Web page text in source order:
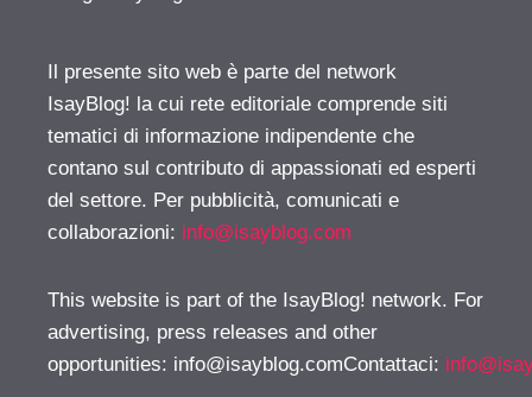
Il presente sito web è parte del network
IsayBlog! la cui rete editoriale comprende siti
tematici di informazione indipendente che
contano sul contributo di appassionati ed esperti
del settore. Per pubblicità, comunicati e
collaborazioni: info@isayblog.com
This website is part of the IsayBlog! network. For
advertising, press releases and other
opportunities: info@isayblog.comContattaci: